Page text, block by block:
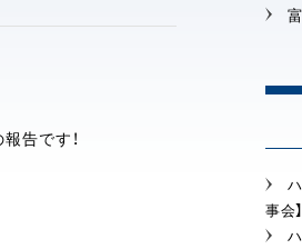
告です！
事会